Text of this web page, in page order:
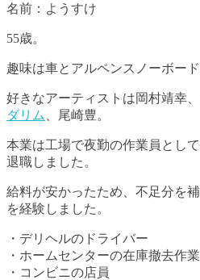
名前：ようすけ
55歳。
趣味は車とアルペンスノーボード
好きなアーティストは岡村靖幸
ダリム
、尾崎豊。
本業は工場で夜勤の作業員とし
退職しました。
給料が安かったため、不足分を
を経験しました。
・デリヘルのドライバー
・ホームセンターの在庫撤去作業
・コンビニの店員